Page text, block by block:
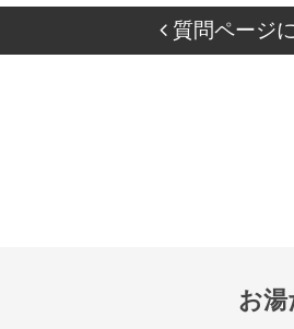
質問ページ
お湯